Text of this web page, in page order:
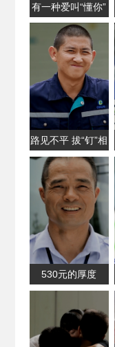
有一种爱叫“懂你”
路见不平 拔“钉”相
助
530元的厚度